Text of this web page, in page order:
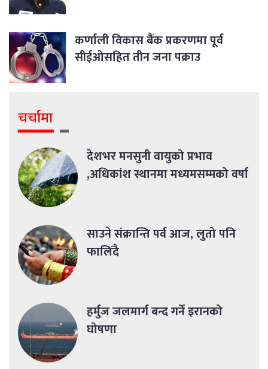
कर्णाली विकास बैंक प्रकरणमा पूर्व
सीईओसहित तीन जना पक्राउ
चर्चामा
देशभर मनसुनी वायुको प्रभाव
,अधिकांश स्थानमा मध्यमसम्मको वर्षा
साउने संक्रान्ति पर्व आज, लुतो पनि
फालिँदै
हर्मुज जलमार्ग बन्द गर्ने इरानको
घोषणा